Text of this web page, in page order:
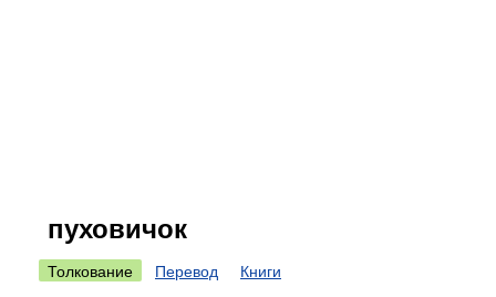
пуховичок
Толкование Перевод Книги